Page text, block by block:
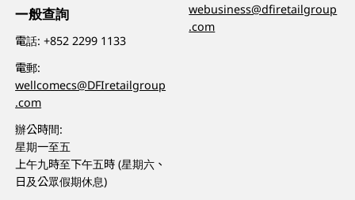
一般查詢
電話:+852 2299 1133
電郵:
wellcomecs@DFIretailgroup
.com
辦公時間:
星期一至五
上午九時至下午五時 (星期六、
日及公眾假期休息)
webusiness@dfiretailgroup
.com